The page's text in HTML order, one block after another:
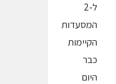
ל-2
המסעדות
הקיימות
כבר
היום